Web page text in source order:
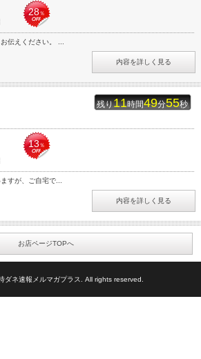
28％
伝えください。 ...
内容を詳しく見る
残り11時間49分55秒
13％
すが、ご自宅で...
内容を詳しく見る
お店ページTOPへ
ダネ速報メルマガプラス. All rights reserved.